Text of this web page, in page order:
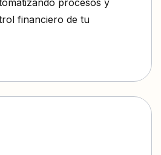
procesos y
financiero de tu